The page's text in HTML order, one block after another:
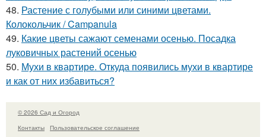
48. Растение с голубыми или синими цветами.
Колокольчик / Campanula
49. Какие цветы сажают семенами осенью. Посадка
луковичных растений осенью
50. Мухи в квартире. Откуда появились мухи в квартире
и как от них избавиться?
© 2026 Сад и Огород
Контакты
Пользовательское соглашение